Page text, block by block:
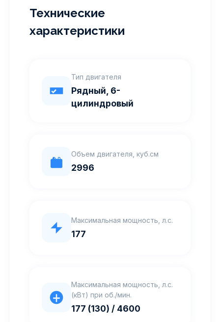
Технические
характеристики
Тип двигателя
Рядный, 6-
цилиндровый
Объем двигателя, куб.см
2996
Максимальная мощность, л.с.
177
Максимальная мощность, л.с.
(кВт) при об./мин.
177 (130) / 4600